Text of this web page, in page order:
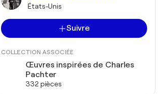
États-Unis
Suivre
COLLECTION ASSOCIÉE
Œuvres inspirées de Charles
Pachter
332 pièces